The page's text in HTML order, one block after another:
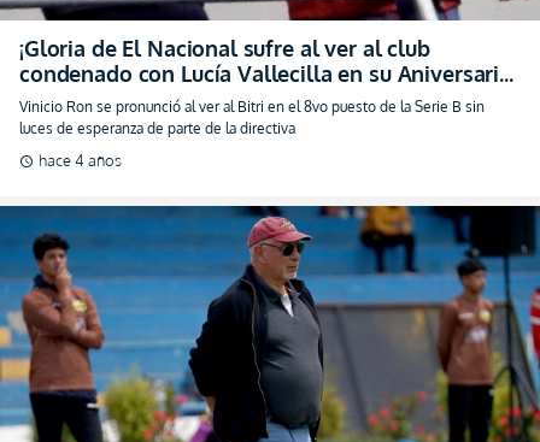
¡Gloria de El Nacional sufre al ver al club
condenado con Lucía Vallecilla en su Aniversario
58!
Vinicio Ron se pronunció al ver al Bitri en el 8vo puesto de la Serie B sin
luces de esperanza de parte de la directiva
schedule hace 4 años